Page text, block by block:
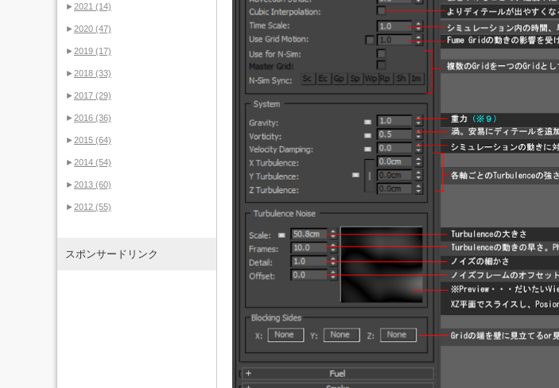
►2021 (14)
►2020 (47)
►2019 (17)
►2018 (33)
►2017 (29)
►2016 (36)
►2015 (64)
►2014 (54)
►2013 (60)
►2012 (55)
スポンサードリンク